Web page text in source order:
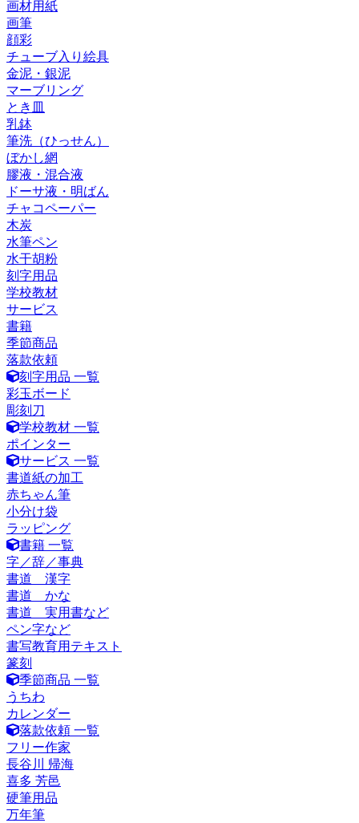
画材用紙
画筆
顔彩
チューブ入り絵具
金泥・銀泥
マーブリング
とき皿
乳鉢
筆洗（ひっせん）
ぼかし網
膠液・混合液
ドーサ液・明ばん
チャコペーパー
木炭
水筆ペン
水干胡粉
刻字用品
学校教材
サービス
書籍
季節商品
落款依頼
刻字用品 一覧
彩玉ボード
彫刻刀
学校教材 一覧
ポインター
サービス 一覧
書道紙の加工
赤ちゃん筆
小分け袋
ラッピング
書籍 一覧
字／辞／事典
書道 漢字
書道 かな
書道 実用書など
ペン字など
書写教育用テキスト
篆刻
季節商品 一覧
うちわ
カレンダー
落款依頼 一覧
フリー作家
長谷川 帰海
喜多 芳邑
硬筆用品
万年筆